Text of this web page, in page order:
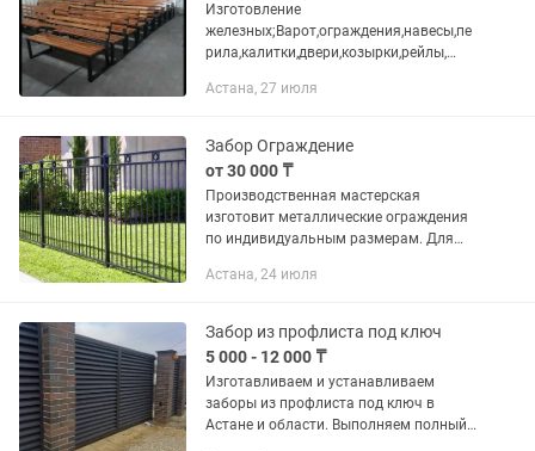
Изготовление
железных;Варот,ограждения,навесы,пе
рила,калитки,двери,козырки,рейлы,
лофт,конструкции,мангалы,откатные
изделия,антрисоли,разделение
помещения на два...
Астана, 27 июля
Забор Ограждение
от 30 000 ₸
Производственная мастерская
изготовит металлические ограждения
по индивидуальным размерам. Для
запросите каталог. Кратчайшие сроки
месяцев
Астана, 24 июля
Забор из профлиста под ключ
5 000 - 12 000 ₸
Изготавливаем и устанавливаем
заборы из профлиста под ключ в
Астане и области. Выполняем полный